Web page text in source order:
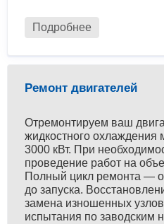
Подробнее
Ремонт двигателей
Отремонтируем ваш
жидкостного охлаждения
3000 кВт. При
проведение работ на
Полный цикл ремонта —
до запуска.
замена изношенных
испытания по заводским